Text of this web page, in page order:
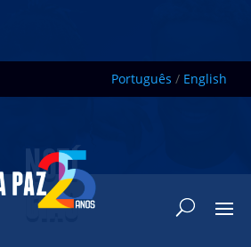
Português / English
NOTÍ
CIAS